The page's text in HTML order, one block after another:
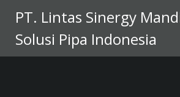
to
content
PT. Lintas Sinergy
Solusi Pipa Indonesia